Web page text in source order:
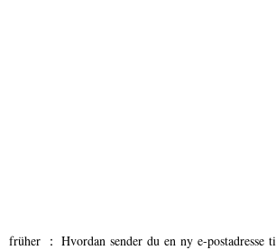
früher ： Hvordan sender du en ny e-postadresse